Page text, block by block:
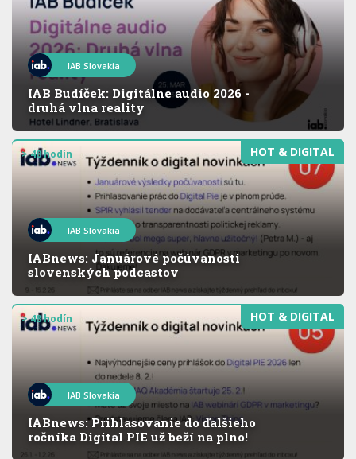
IAB Slovakia
IAB Budíček: Digitálne audio 2026 -
druhá vlna reality
HOT & DIGITAL
> 48 hodín
IAB Slovakia
IABnews: Januárové počúvanosti
slovenských podcastov
HOT & DIGITAL
> 48 hodín
IAB Slovakia
IABnews: Prihlasovanie do ďalšieho
ročníka Digital PIE už beží na plno!